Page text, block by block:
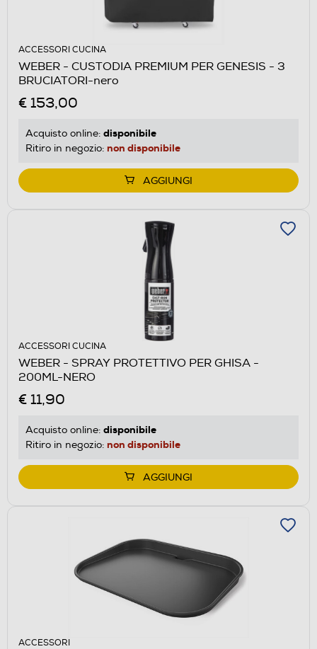
ACCESSORI CUCINA
WEBER - CUSTODIA PREMIUM PER GENESIS - 3
BRUCIATORI-nero
€ 153,00
Acquisto online: disponibile
Ritiro in negozio: non disponibile
AGGIUNGI
ACCESSORI CUCINA
WEBER - SPRAY PROTETTIVO PER GHISA -
200ML-NERO
€ 11,90
Acquisto online: disponibile
Ritiro in negozio: non disponibile
AGGIUNGI
ACCESSORI